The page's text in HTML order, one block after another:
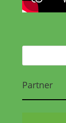
Partner